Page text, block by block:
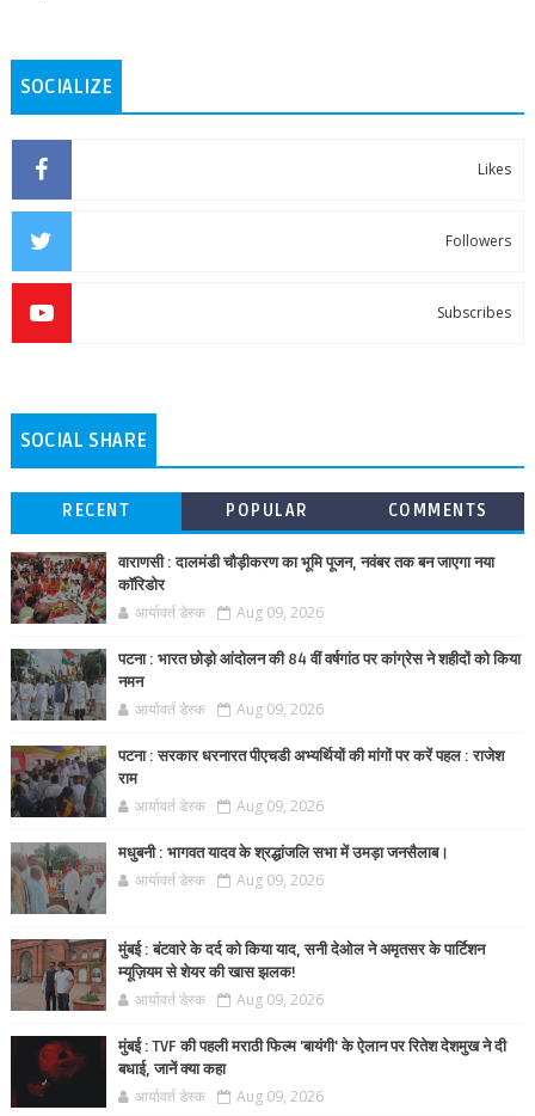
SOCIALIZE
Likes
Followers
Subscribes
SOCIAL SHARE
RECENT POPULAR COMMENTS
वाराणसी : दालमंडी चौड़ीकरण का भूमि पूजन, नवंबर तक बन जाएगा नया
कॉरिडोर
आर्यावर्त डेस्क Aug 09, 2026
पटना : भारत छोड़ो आंदोलन की 84 वीं वर्षगांठ पर कांग्रेस ने शहीदों को किया
नमन
आर्यावर्त डेस्क Aug 09, 2026
पटना : सरकार धरनारत पीएचडी अभ्यर्थियों की मांगों पर करें पहल : राजेश
राम
आर्यावर्त डेस्क Aug 09, 2026
मधुबनी : भागवत यादव के श्रद्धांजलि सभा में उमड़ा जनसैलाब।
आर्यावर्त डेस्क Aug 09, 2026
मुंबई : बंटवारे के दर्द को किया याद, सनी देओल ने अमृतसर के पार्टिशन
म्यूज़ियम से शेयर की खास झलक!
आर्यावर्त डेस्क Aug 09, 2026
मुंबई : TVF की पहली मराठी फिल्म 'बायंगी' के ऐलान पर रितेश देशमुख ने दी
बधाई, जानें क्या कहा
आर्यावर्त डेस्क Aug 09, 2026